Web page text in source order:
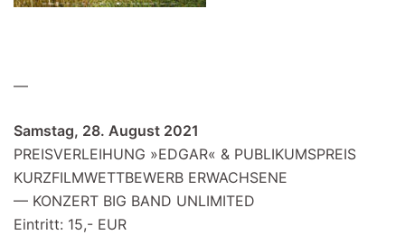
—
Samstag, 28. August 2021
PREISVERLEIHUNG »EDGAR« & PUBLIKUMSPREIS
KURZFILMWETTBEWERB ERWACHSENE
— KONZERT BIG BAND UNLIMITED
Eintritt: 15,- EUR